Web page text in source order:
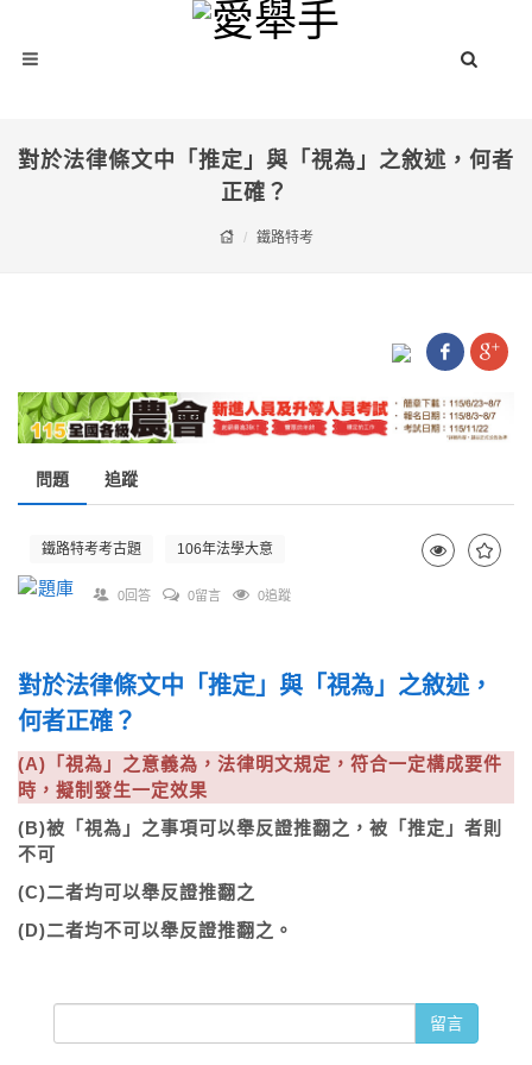
對於法律條文中「推定」與「視為」之敘述，何者
正確？
鐵路特考
問題 追蹤
鐵路特考考古題 106年法學大意
0回答 0留言 0追蹤
對於法律條文中「推定」與「視為」之敘述，
何者正確？
(A)「視為」之意義為，法律明文規定，符合一定構成要件
時，擬制發生一定效果
(B)被「視為」之事項可以舉反證推翻之，被「推定」者則
不可
(C)二者均可以舉反證推翻之
(D)二者均不可以舉反證推翻之。
留言